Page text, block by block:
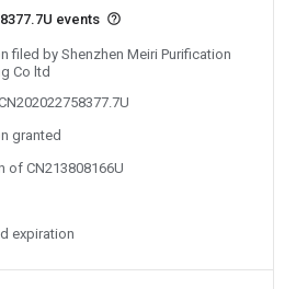
events
filed by Shenzhen Meiri Purification
Co ltd
granted
of CN213808166U
expiration